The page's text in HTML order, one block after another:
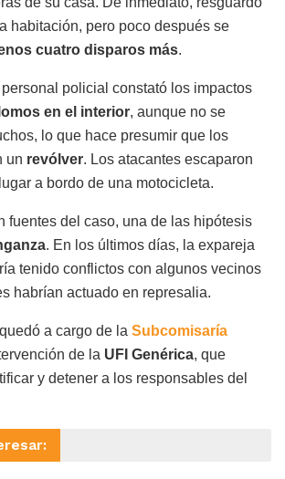
habitación, pero poco después se
cuatro disparos más.
policial constató los impactos
en el interior, aunque no se
lo que hace presumir que los
un revólver. Los atacantes escaparon
a bordo de una motocicleta.
fuentes del caso, una de las hipótesis
. En los últimos días, la expareja
tenido conflictos con algunos vecinos
habrían actuado en represalia.
a cargo de la Subcomisaría
de la UFI Genérica, que
y detener a los responsables del